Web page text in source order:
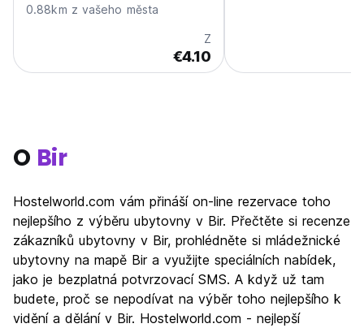
0.88km z vašeho města
Z
€4.10
O Bir
Hostelworld.com vám přináší on-line rezervace toho
nejlepšího z výběru ubytovny v Bir. Přečtěte si recenze
zákazníků ubytovny v Bir, prohlédněte si mládežnické
ubytovny na mapě Bir a využijte speciálních nabídek,
jako je bezplatná potvrzovací SMS. A když už tam
budete, proč se nepodívat na výběr toho nejlepšího k
vidění a dělání v Bir. Hostelworld.com - nejlepší